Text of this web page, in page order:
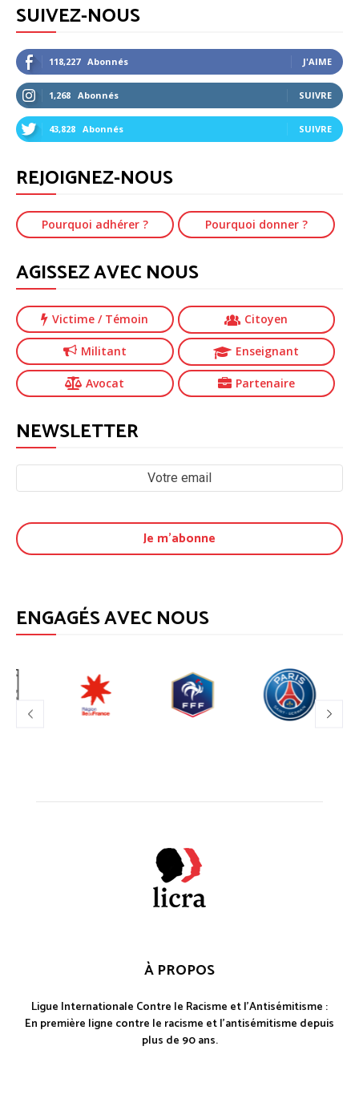
SUIVEZ-NOUS
118,227 Abonnés J'AIME
1,268 Abonnés SUIVRE
43,828 Abonnés SUIVRE
REJOIGNEZ-NOUS
Pourquoi adhérer ? Pourquoi donner ?
AGISSEZ AVEC NOUS
Victime/ Témoin Citoyen
Militant Enseignant
Avocat Partenaire
NEWSLETTER
ENGAGÉS AVEC NOUS
À PROPOS
Ligue Internationale Contre le Racisme et l'Antisémitisme :
En première ligne contre le racisme et l'antisémitisme depuis
plus de 90 ans.